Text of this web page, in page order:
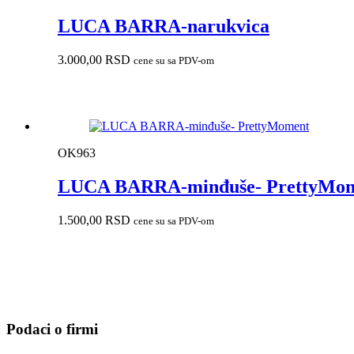
LUCA BARRA-narukvica
3.000,00 RSD cene su sa PDV-om
OK963
LUCA BARRA-minđuše-
1.500,00 RSD cene su sa PDV-om
Podaci o firmi